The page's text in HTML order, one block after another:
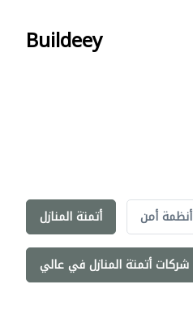
Buildeey
أتمتة المنازل أنظمة أمن
شركات أتمتة المنازل في عالي